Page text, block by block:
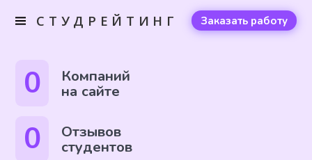
СТУДРЕЙТИНГ Заказать работу
0 Компаний
на сайте
0 Отзывов
студентов